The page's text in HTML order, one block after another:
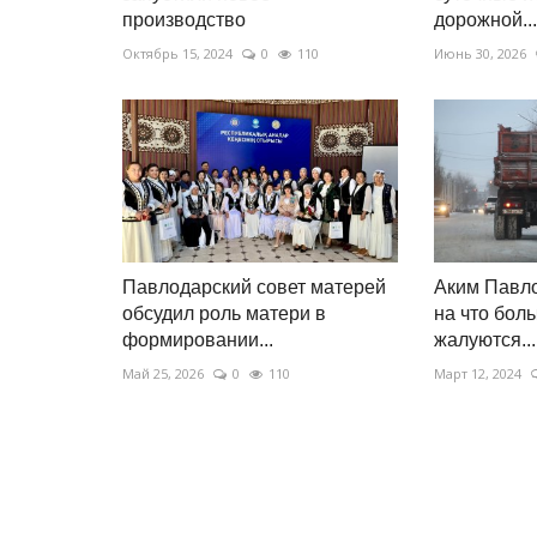
производство
Октябрь 15, 2024 0 110
дорожной...
Июнь 30, 2026
Павлодарский совет матерей
обсудил роль матери в
формировании...
Май 25, 2026 0 110
Аким
на что
жалуются...
Март 12, 2024
китайских амазонок
Самая южная точка Поднебесной.